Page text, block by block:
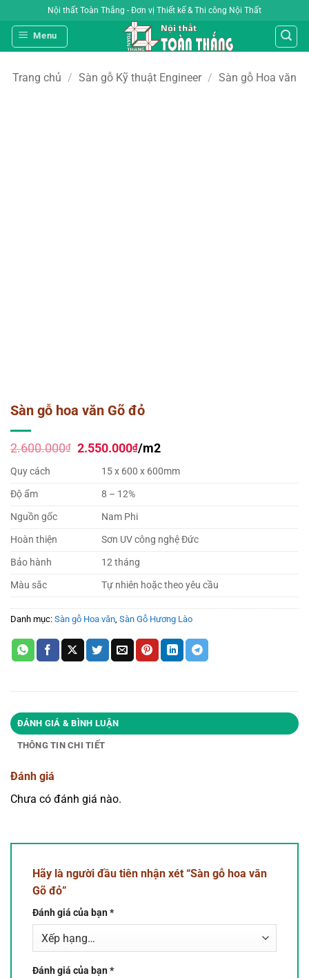
qua
nội
Nội thất Toàn Thắng - Đơn vị Thiết kế & Thi công Nội Thất
Menu
Trang chủ / Sàn gỗ Kỹ thuật Engineer / Sàn gỗ Hoa văn
Sàn gỗ hoa văn Gõ đỏ
2.600.000₫ Giá
2.550.000₫Giá
tại
/m2
Quy cách
15 x 600 x 600mm
Độ ẩm
8 – 12%
Nguồn gốc
Nam Phi
Hoàn thiện
Sơn UV công nghệ Đức
Bảo hành
12 tháng
Màu sắc
Tự nhiên hoặc theo yêu cầu
Danh mục: Sàn gỗ Hoa văn Sàn Gỗ Hương Lào
ĐÁNH GIÁ & BÌNH LUẬN
THÔNG TIN CHI TIẾT
Đánh giá
Chưa có đánh giá nào.
Hãy là người đầu tiên nhận xét “Sàn gỗ hoa văn
Gõ đỏ”
Đánh giá của bạn*
Đánh giá của bạn*